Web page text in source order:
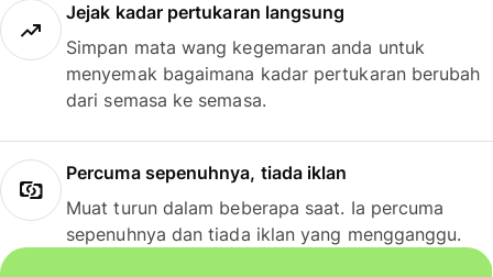
Jejak kadar pertukaran langsung
Simpan mata wang kegemaran anda untuk
menyemak bagaimana kadar pertukaran berubah
dari semasa ke semasa.
Percuma sepenuhnya, tiada iklan
Muat turun dalam beberapa saat. Ia percuma
sepenuhnya dan tiada iklan yang mengganggu.